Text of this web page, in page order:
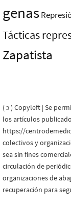
genas
Tácticas
Zapatista
( ɔ ) Copyleft | Se
los artículos
https://
colectivos y
sea sin fines
circulación de
organizaciones de
recuperación para